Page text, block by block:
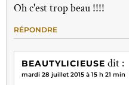
Oh c'est trop beau !!!!
RÉPONDRE
BEAUTYLICIEUSE dit :
mardi 28 juillet 2015 à 15 h 21 min